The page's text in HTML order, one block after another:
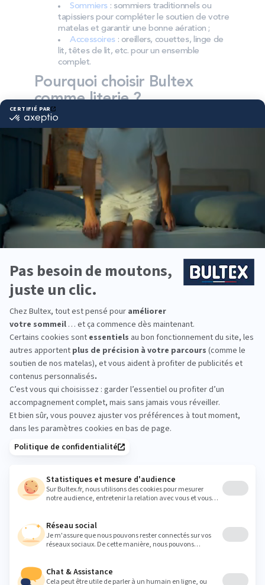
Sommiers : sommiers traditionnels ou
tapissiers pour compléter le soutien de votre
matelas et garantir une bonne aération ;
Accessoires: oreillers, couettes, linge de
lit, têtes de lit, etc. pour un ensemble
complet.
Pourquoi choisir Bultex
comme literie ?
Bultex est l’une des marques les plus détenues par
les Français*. Son savoir‑faire et ses mousses
haute performance offrent une qualité régulière et
maîtrisée.
Chaque dormeur peut trouver sa fermeté. En
associant le bon matelas Bultex à un sommier
adapté, le soutien reste homogène et le confort
bien réglé.
Besoin d’équiper toute la famille ? Des solutions
existent pour la chambre parentale, les enfants, les
ados et la chambre d’amis, avec des formats et
budgets variés.
interrogées de février 2019 à mars 2025. Institut
Iligo.
LITRIMARCHE BOURGES :
essayez avant d’acheter
Passez en magasin pour vous allonger, comparer
Quelques minutes d’essai aident à choisir le bon
modèle en toute sérénité.
litrimarche.bourges@gmail.com
Heures
Mardi 10:00 - 12:00 14:00 - 19:00
Mercredi 10:00 - 12:00 14:00 - 19:00
Vendredi 10:00 - 12:00 14:00 - 19:00
Dimanche Fermé